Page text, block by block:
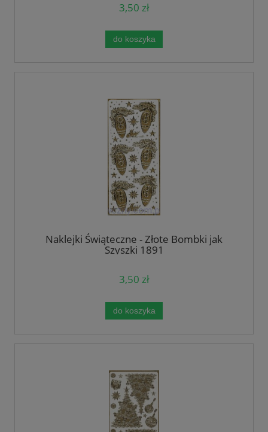
3,50 zł
do koszyka
Naklejki Świąteczne - Złote Bombki jak
Szyszki 1891
3,50 zł
do koszyka